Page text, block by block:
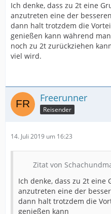
Ich denke, dass zu 2t eine
anzutreten eine der
dann halt trotzdem die
genießen kann während
noch zu 2t zurückziehen
viel wird.
Freerunner
Reisender
14. Juli 2019 um 16:23
Zitat von
Ich denke, dass zu 2t eine
anzutreten eine der
dann halt trotzdem die
genießen kann